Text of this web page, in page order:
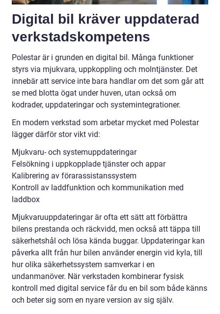
Digital bil kräver uppdaterad
verkstadskompetens
Polestar är i grunden en digital bil. Många funktioner
styrs via mjukvara, uppkoppling och molntjänster. Det
innebär att service inte bara handlar om det som går att
se med blotta ögat under huven, utan också om
kodrader, uppdateringar och systemintegrationer.
En modern verkstad som arbetar mycket med Polestar
lägger därför stor vikt vid:
Mjukvaru- och systemuppdateringar
Felsökning i uppkopplade tjänster och appar
Kalibrering av förarassistanssystem
Kontroll av laddfunktion och kommunikation med
laddbox
Mjukvaruuppdateringar är ofta ett sätt att förbättra
bilens prestanda och räckvidd, men också att täppa till
säkerhetshål och lösa kända buggar. Uppdateringar kan
påverka allt från hur bilen använder energin vid kyla, till
hur olika säkerhetssystem samverkar i en
undanmanöver. När verkstaden kombinerar fysisk
kontroll med digital service får du en bil som både känns
och beter sig som en nyare version av sig själv.